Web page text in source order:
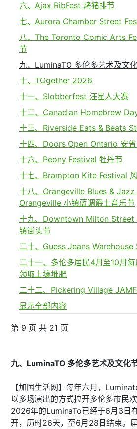
六、Ajax RibFest 烤猪排节
七、Aurora Chamber Street
八、The Toronto Comic Arts
节
九、LuminaTO 多伦多艺术及文
十、TOgether 2026
十一、Slobberfest 汪星人大赛
十二、Canadian Homebrew
十三、Riverside Eats & Beats
十四、Doors Open Ontario 安省
十六、Peony Festival 牡丹节
十七、Brampton Kite Festival
十八、Orangeville Blues & Jazz
Orangeville 小镇蓝调爵士音乐节
十九、Downtown Milton Street
镇街头节
二十、Guess Jeans Warehouse
二十一、多伦多居民4月至10月
领取土壤堆肥
二十二、Pickering Village
显示全部内容
第 9 页 共 21 页
九、LuminaTO 多伦多艺术及文化
【加国生活网】每年六月，
以多场演出的方式拉开多伦多市民欢
2026年的LuminaTo已经于6月3日
开，历时26天，至6月28日结束。